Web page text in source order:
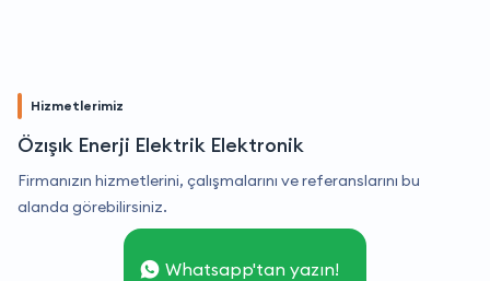
Hizmetlerimiz
Özışık Enerji Elektrik Elektronik
Firmanızın hizmetlerini, çalışmalarını ve referanslarını bu
alanda görebilirsiniz.
Whatsapp'tan yazın!